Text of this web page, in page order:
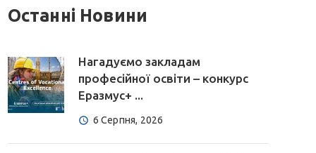
Останні Новини
Нагадуємо закладам
професійної освіти – конкурс
Еразмус+ ...
6 Серпня, 2026